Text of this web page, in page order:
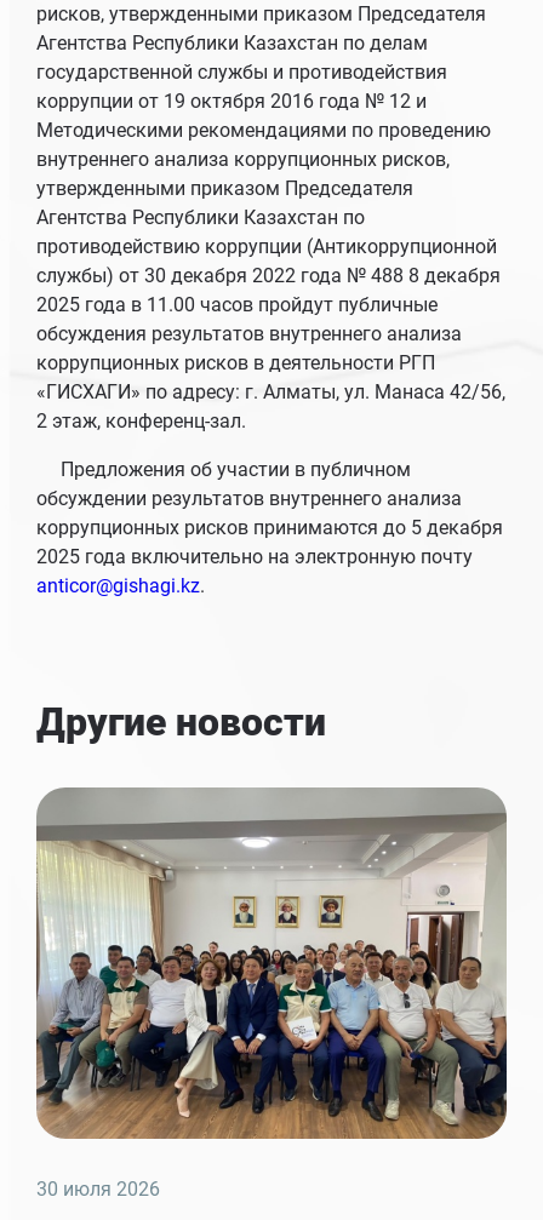
рисков, утвержденными приказом Председателя
Агентства Республики Казахстан по делам
государственной службы и противодействия
коррупции от 19 октября 2016 года № 12 и
Методическими рекомендациями по проведению
внутреннего анализа коррупционных рисков,
утвержденными приказом Председателя
Агентства Республики Казахстан по
противодействию коррупции (Антикоррупционной
службы) от 30 декабря 2022 года № 488 8 декабря
2025 года в 11.00 часов пройдут публичные
обсуждения результатов внутреннего анализа
коррупционных рисков в деятельности РГП
«ГИСХАГИ» по адресу: г. Алматы, ул. Манаса 42/56,
2 этаж, конференц-зал.
Предложения об участии в публичном
обсуждении результатов внутреннего анализа
коррупционных рисков принимаются до 5 декабря
2025 года включительно на электронную почту
anticor@gishagi.kz.
Другие новости
30 июля 2026